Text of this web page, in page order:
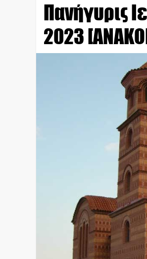
Πανήγυρις
2023